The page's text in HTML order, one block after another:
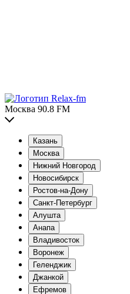
Москва 90.8 FM
Казань
Москва
Нижний Новгород
Новосибирск
Ростов-на-Дону
Санкт-Петербург
Алушта
Анапа
Владивосток
Воронеж
Геленджик
Джанкой
Ефремов